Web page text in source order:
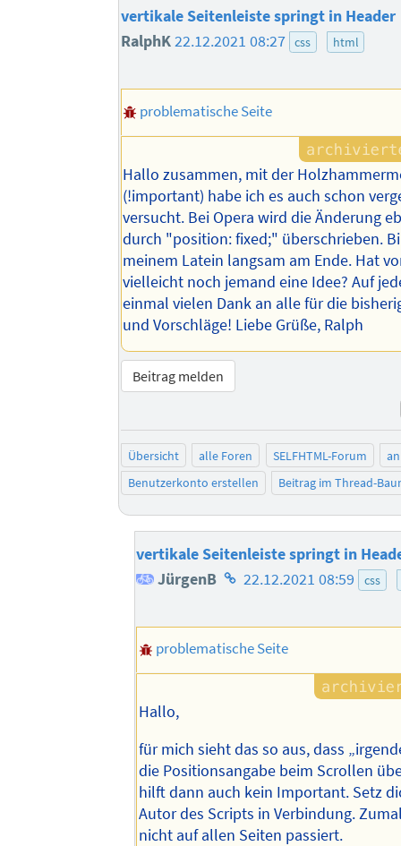
vertikale Seitenleiste springt in Header
RalphK22.12.2021 08:27 css html
problematische Seite
Hallo zusammen, mit der
(!important) habe ich es auch schon
versucht. Bei Opera wird die Änderung
durch "position: fixed;" überschrieben.
meinem Latein langsam am Ende. Hat
vielleicht noch jemand eine Idee? Auf
einmal vielen Dank an alle für die
und Vorschläge! Liebe Grüße, Ralph
Beitrag melden
Übersicht alle Foren SELFHTML-Forum
Benutzerkonto erstellen
Beitrag im Thread-
vertikale Seitenleiste springt in
JürgenB Homepage
Autors
22.12.2021 08:59 css
problematische Seite
Hallo,
für mich sieht das so aus, dass
die Positionsangabe beim Scrollen
hilft dann auch kein Important. Setz
Autor des Scripts in Verbindung.
nicht auf allen Seiten passiert.